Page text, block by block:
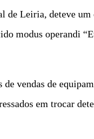
Leiria, deteve um
modus operandi
vendas de
em trocar